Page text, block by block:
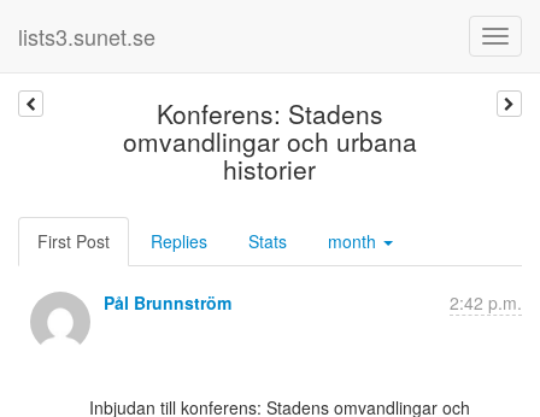
lists3.sunet.se
Konferens: Stadens
omvandlingar och urbana
historier
First Post Replies Stats month
Pål Brunnström 2:42 p.m.